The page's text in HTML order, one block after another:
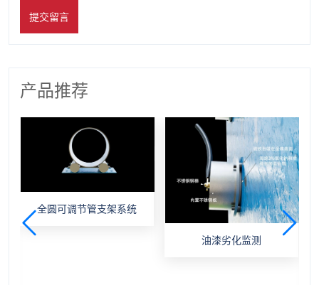
提交留言
产品推荐
全圆可调节管支架系统
油漆劣化监测